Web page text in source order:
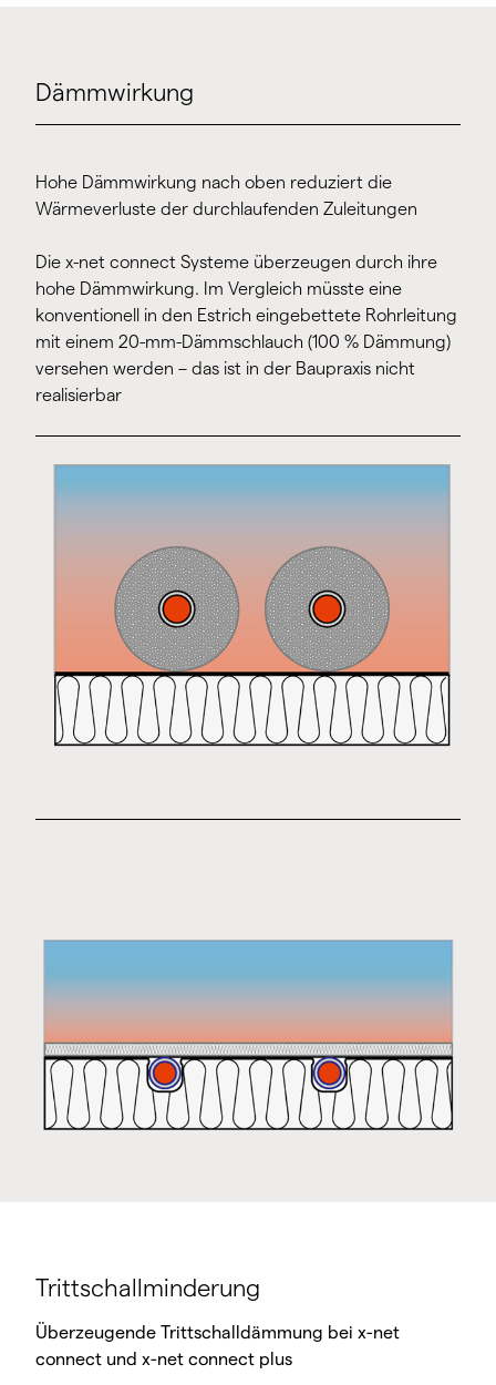
Dämmwirkung
Hohe Dämmwirkung nach oben reduziert die
Wärmeverluste der durchlaufenden Zuleitungen
Die x-net connect Systeme überzeugen durch ihre
hohe Dämmwirkung. Im Vergleich müsste eine
konventionell in den Estrich eingebettete Rohrleitung
mit einem 20-mm-Dämmschlauch (100 % Dämmung)
versehen werden – das ist in der Baupraxis nicht
realisierbar
Trittschallminderung
Überzeugende Trittschalldämmung bei x-net
connect und x-net connect plus